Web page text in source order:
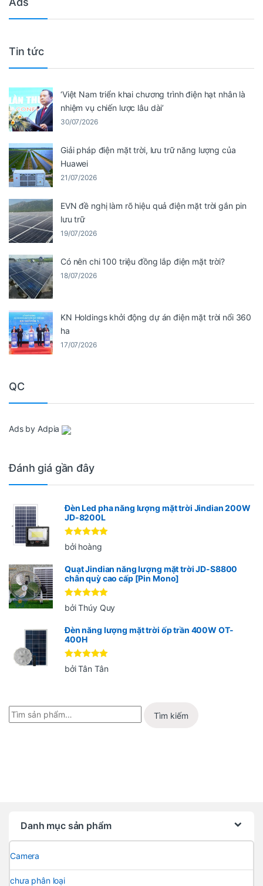
Tin tức
‘Việt Nam triển khai chương trình điện hạt nhân là
nhiệm vụ chiến lược lâu dài’
30/07/2026
Giải pháp điện mặt trời, lưu trữ năng lượng của
Huawei
21/07/2026
EVN đề nghị làm rõ hiệu quả điện mặt trời gắn pin
lưu trữ
19/07/2026
Có nên chi 100 triệu đồng lắp điện mặt trời?
18/07/2026
KN Holdings khởi động dự án điện mặt trời nổi 360
ha
17/07/2026
QC
Ads by Adpia
Đánh giá gần đây
Đèn Led pha năng lượng mặt trời Jindian 200W
JD-8200L
Được xếp
hạng55
bởi hoàng
Quạt Jindian năng lượng mặt trời JD-S8800
chân quỳ cao cấp [Pin Mono]
Được xếp
hạng 5 5
bởi Thúy Quy
Đèn năng lượng mặt trời ốp trần 400W OT-
400H
Được xếp
hạng 55
bởi Tân Tân
Tìm kiếm
Danh mục sản phẩm
Camera
chưa phân loại